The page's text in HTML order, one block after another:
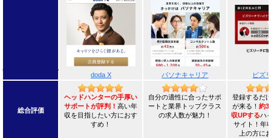
doda X パソナキャリア ビズ
総合評価
ヘッドハンターの手厚い
サポートが評判！高い年
収を目指したい方におす
すめ！
自分の適性に合ったサポ
ートと業界トップクラス
の求人数が魅力！
登録するだ
が来る！ 約3
収UPするハ
サイト！年
上の方に